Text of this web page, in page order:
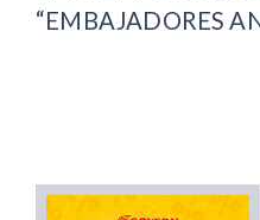
“EMBAJADORES